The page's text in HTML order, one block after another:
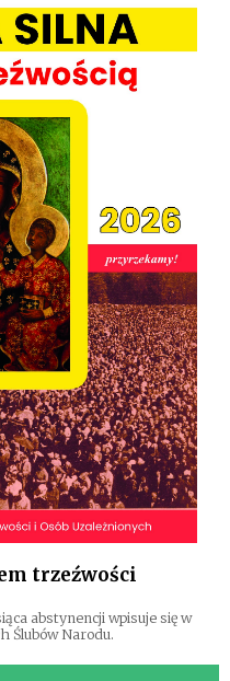
trzeźwości
abstynencji wpisuje się w
Ślubów Narodu.